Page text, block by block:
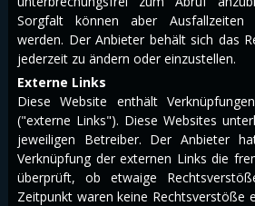
Sorgfalt können aber Ausfallzeiten
werden. Der Anbieter behält sich das
jederzeit zu ändern oder einzustellen.
Externe Links
Diese Website enthält
("externe Links"). Diese Websites
jeweiligen Betreiber. Der Anbieter
Verknüpfung der externen Links die
überprüft, ob etwaige
Zeitpunkt waren keine Rechtsverstöße